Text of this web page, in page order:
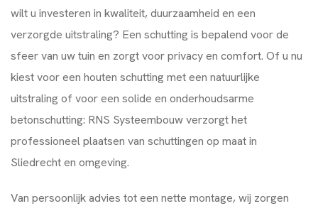
wilt u investeren in kwaliteit, duurzaamheid en een
verzorgde uitstraling? Een schutting is bepalend voor de
sfeer van uw tuin en zorgt voor privacy en comfort. Of u nu
kiest voor een houten schutting met een natuurlijke
uitstraling of voor een solide en onderhoudsarme
betonschutting: RNS Systeembouwverzorgt het
professioneel plaatsen van schuttingen op maat in
Sliedrecht en omgeving.
Van persoonlijk advies tot een nette montage, wij zorgen